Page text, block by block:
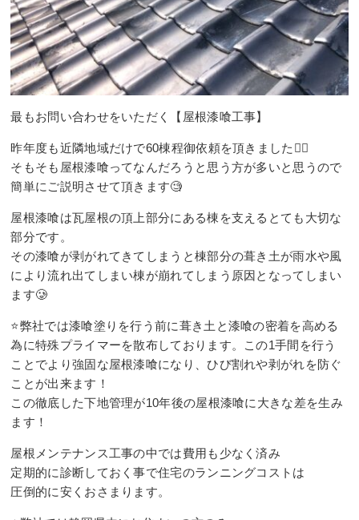
最もお問い合わせをいただく【屋根漆喰工事】
昨年度も近隣地域だけで60棟程御依頼を頂きました🙇‍♂️
そもそも屋根漆喰ってなんだろうと思う方が多いと思うので
簡単にご説明させて頂きます🧐
屋根漆喰は瓦屋根の頂上部分にある棟を支えるとても大切な
部分です。
その漆喰が剥がれてきてしまうと棟部分の葺き土が雨水や風
により流れ出てしまい棟が崩れてしまう原因となってしまい
ます🥲
⭐️弊社では漆喰塗りを行う前に葺き土と漆喰の密着を高める
為に特殊プライマーを散布しております。この1手間を行う
ことでより強固な屋根漆喰になり、ひび割れや剥がれを防ぐ
ことが出来ます！
この徹底した下地管理が10年後の屋根漆喰に大きな差を生み
ます！
屋根メンテナンス工事の中では費用も少なく済み
定期的に診断しておく事で住宅のランニングコストは
圧倒的に安くおさまります。